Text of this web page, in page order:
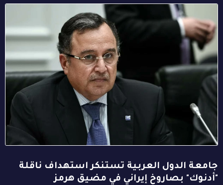
جامعة الدول العربية تستنكر استهداف ناقلة
"أدنوك" بصاروخ إيراني في مضيق هرمز